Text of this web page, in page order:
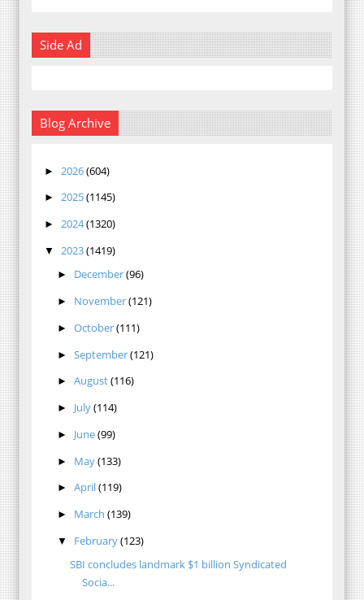
Side Ad
Blog Archive
► 2026(604)
► 2025(1145)
► 2024(1320)
▼ 2023(1419)
► December(96)
► November(121)
► October(111)
► September(121)
► August(116)
► July(114)
► June(99)
► May(133)
► April(119)
► March (139)
▼ February(123)
SBI concludes landmark $1 billion Syndicated
Socia...